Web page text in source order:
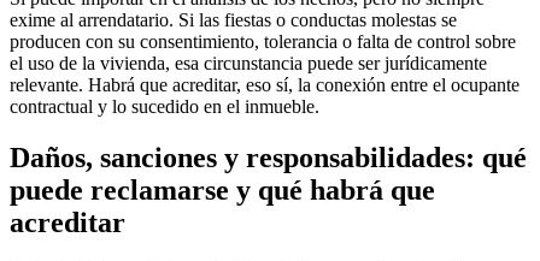
exime al arrendatario. Si las fiestas o conductas molestas se
producen con su consentimiento, tolerancia o falta de control sobre
el uso de la vivienda, esa circunstancia puede ser jurídicamente
relevante. Habrá que acreditar, eso sí, la conexión entre el ocupante
contractual y lo sucedido en el inmueble.
Daños, sanciones y responsabilidades: qué
puede reclamarse y qué habrá que
acreditar